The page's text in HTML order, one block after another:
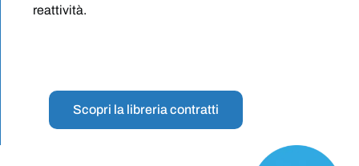
reattività.
Scopri la libreria contratti